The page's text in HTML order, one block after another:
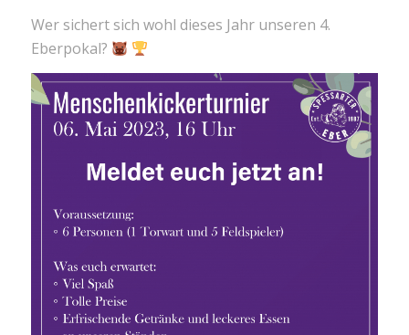
Wer sichert sich wohl dieses Jahr unseren 4.
Eberpokal?